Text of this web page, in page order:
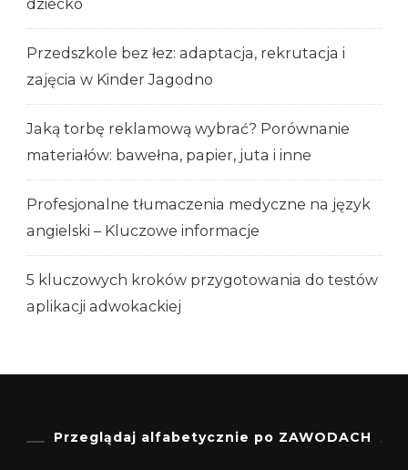
dziecko
Przedszkole bez łez: adaptacja, rekrutacja i
zajęcia w Kinder Jagodno
Jaką torbę reklamową wybrać? Porównanie
materiałów: bawełna, papier, juta i inne
Profesjonalne tłumaczenia medyczne na język
angielski – Kluczowe informacje
5 kluczowych kroków przygotowania do testów
aplikacji adwokackiej
Przeglądaj alfabetycznie po ZAWODACH